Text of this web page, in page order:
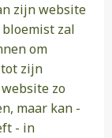
zijn website
zal
om
zijn
zo
maar kan -
- in